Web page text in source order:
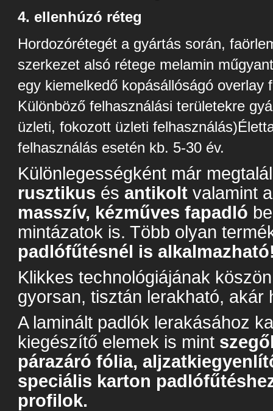
4. ellenhúzó réteg
Hordozórétegét a gyártás során,
szerkezet alsó rétege melamin
egy kiemelkedő kopásállóságó overlay
Különböző felhasználási területekre
üzleti, fokozott üzleti
felhasználás esetén kb. 5-30 év.
Különlegességként már
rusztikus ésantikolt valamint
masszív, kézműves fapadló
mintázatok is. Több olyan
padlófűtésnél is
Klikkes technológiájának
gyorsan, tisztán lerakható, akár
A laminált padlók lerakásához
kiegészítő elemek is mint
párazáró fólia,
speciális karton
profilok.